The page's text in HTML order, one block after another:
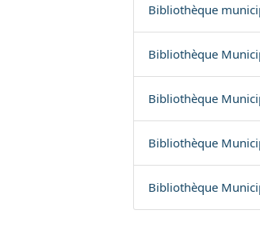
Bibliothèque
Bibliothèque
Bibliothèque
Bibliothèque
Bibliothèque